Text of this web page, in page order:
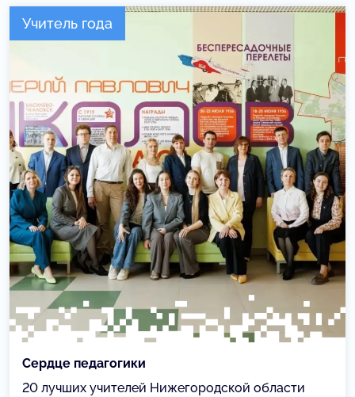
Учитель года
Сердце педагогики
20 лучших учителей Нижегородской области